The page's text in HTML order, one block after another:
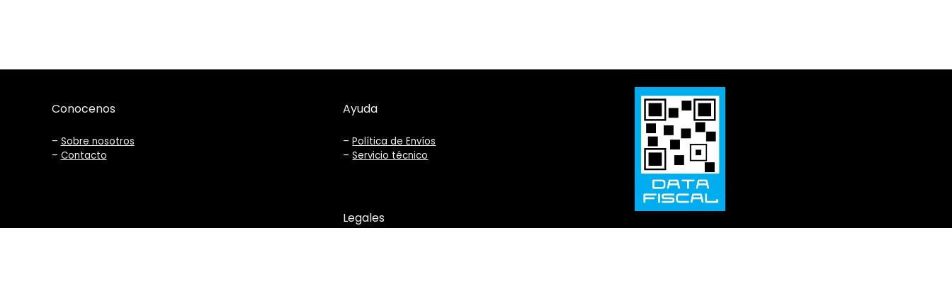
Conocenos
– Sobre nosotros
– Contacto
Ayuda
–Política de Envíos
–Servicio técnico
Legales